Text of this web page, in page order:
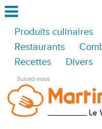
Produits culinaires
Restaurants
Recettes
Divers
Suivez-nous